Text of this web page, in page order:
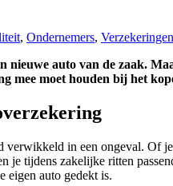
, Ondernemers, Verzekeringen
nieuwe auto van de zaak.
mee moet houden bij het
in een ongeval. Of
je tijdens zakelijke ritten
eigen auto gedekt is.